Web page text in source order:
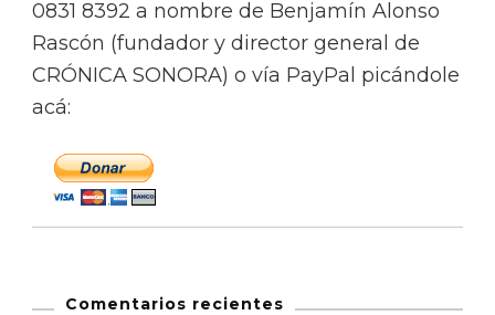
0831 8392 a nombre de Benjamín Alonso
Rascón (fundador y director general de
CRÓNICA SONORA) o vía PayPal picándole
acá:
Comentarios recientes